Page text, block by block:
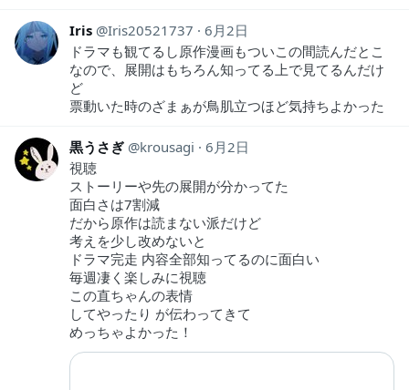
Iris Iris20521737
6月2日
ドラマも観てるし原作漫画もついこの間読んだとこ
なので、展開はもちろん知ってる上で見てるんだけ
ど
票動いた時のざまぁが鳥肌立つほど気持ちよかった
黒うさぎ krousagi
6月2日
視聴
ストーリーや先の展開が分かってた
面白さは7割減
だから原作は読まない派だけど
考えを少し改めないと
ドラマ完走 内容全部知ってるのに面白い
毎週凄く楽しみに視聴
この直ちゃんの表情
してやったり が伝わってきて
めっちゃよかった！